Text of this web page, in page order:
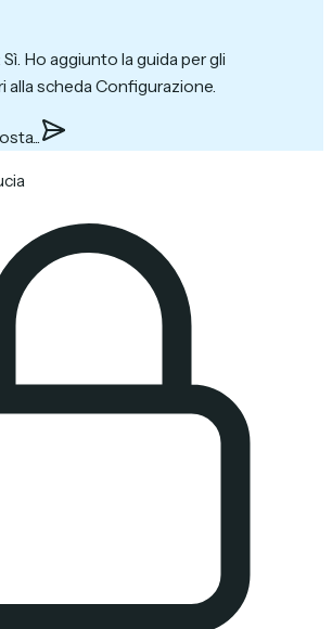
Sì. Ho aggiunto la guida per gli
alla scheda Configurazione.